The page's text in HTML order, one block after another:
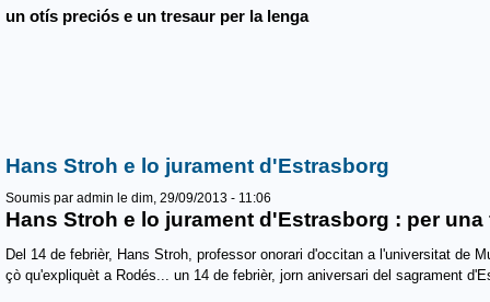
un otís preciós e un tresaur per la lenga
Hans Stroh e lo jurament d'Estrasborg
Soumis par admin le dim, 29/09/2013 - 11:06
Hans Stroh e lo jurament d'Estrasborg : per
Del 14 de febrièr, Hans Stroh, professor onorari d'occitan a l'universitat de
çò qu'expliquèt a Rodés... un 14 de febrièr, jorn aniversari del sagrament